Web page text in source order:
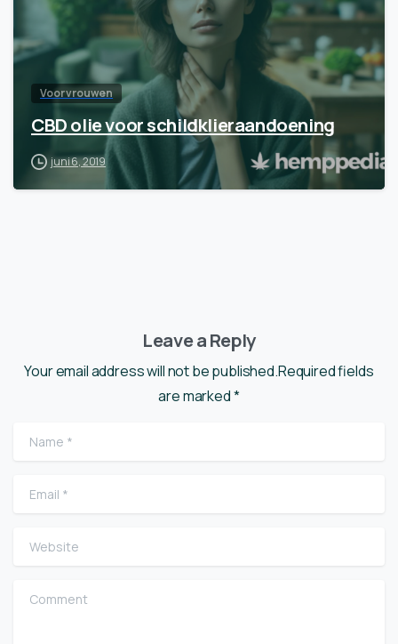
Voor vrouwen
CBD olie voor schildklieraandoening
juni 6, 2019
Leave a Reply
Your email address will not be published.Required fields
are marked *
Name
Email
Website
Comment